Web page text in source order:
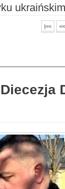
|<< <<